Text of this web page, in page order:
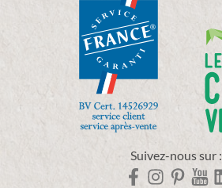
Suivez-nous sur :